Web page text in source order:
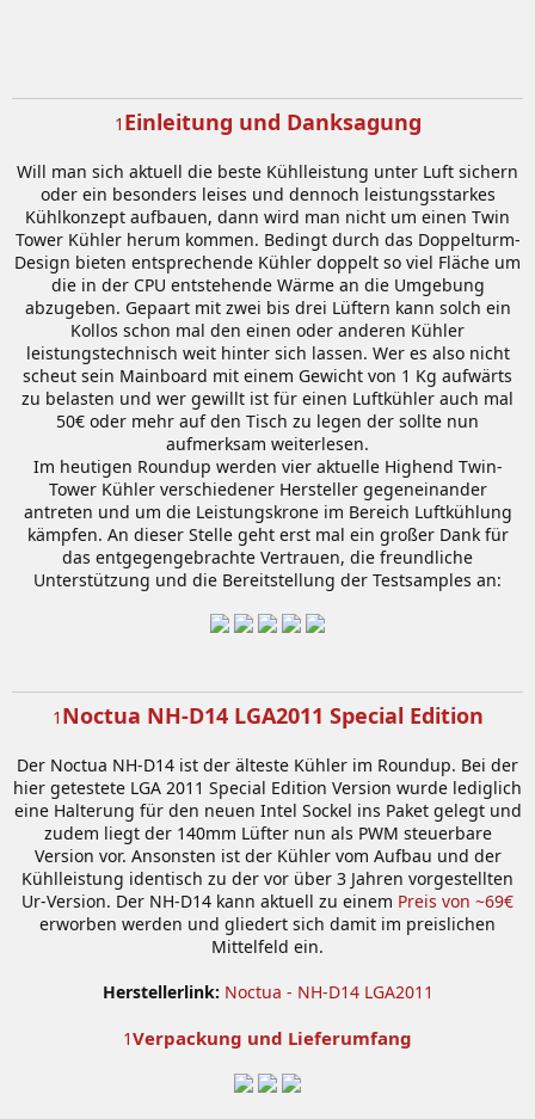
1 Einleitung und Danksagung
Will man sich aktuell die beste Kühlleistung unter Luft sichern
oder ein besonders leises und dennoch leistungsstarkes
Kühlkonzept aufbauen, dann wird man nicht um einen Twin
Tower Kühler herum kommen. Bedingt durch das Doppelturm-
Design bieten entsprechende Kühler doppelt so viel Fläche um
die in der CPU entstehende Wärme an die Umgebung
abzugeben. Gepaart mit zwei bis drei Lüftern kann solch ein
Kollos schon mal den einen oder anderen Kühler
leistungstechnisch weit hinter sich lassen. Wer es also nicht
scheut sein Mainboard mit einem Gewicht von 1 Kg aufwärts
zu belasten und wer gewillt ist für einen Luftkühler auch mal
50€ oder mehr auf den Tisch zu legen der sollte nun
aufmerksam weiterlesen.
Im heutigen Roundup werden vier aktuelle Highend Twin-
Tower Kühler verschiedener Hersteller gegeneinander
antreten und um die Leistungskrone im Bereich Luftkühlung
kämpfen. An dieser Stelle geht erst mal ein großer Dank für
das entgegengebrachte Vertrauen, die freundliche
Unterstützung und die Bereitstellung der Testsamples an:
1 Noctua NH-D14 LGA2011 Special Edition
Der Noctua NH-D14 ist der älteste Kühler im Roundup. Bei der
hier getestete LGA 2011 Special Edition Version wurde lediglich
eine Halterung für den neuen Intel Sockel ins Paket gelegt und
zudem liegt der 140mm Lüfter nun als PWM steuerbare
Version vor. Ansonsten ist der Kühler vom Aufbau und der
Kühlleistung identisch zu der vor über 3 Jahren vorgestellten
Ur-Version. Der NH-D14 kann aktuell zu einem Preis von ~69€
erworben werden und gliedert sich damit im preislichen
Mittelfeld ein.
Herstellerlink: Noctua - NH-D14 LGA2011
1Verpackung und Lieferumfang